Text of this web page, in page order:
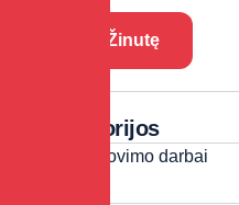
Kategorijos
Griovimo darbai